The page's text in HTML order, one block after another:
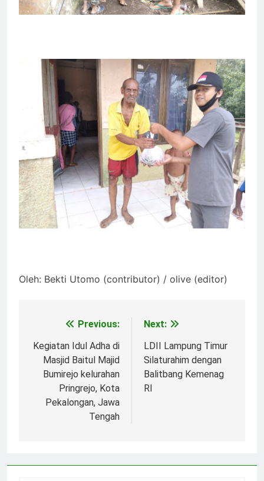
Oleh: Bekti Utomo (contributor) / olive (editor)
navigation
Previous:
Kegiatan Idul Adha di
Masjid Baitul Majid
Bumirejo kelurahan
Pringrejo, Kota
Pekalongan, Jawa
Tengah
Next:
LDII Lampung Timur
Silaturahim dengan
Balitbang Kemenag
RI